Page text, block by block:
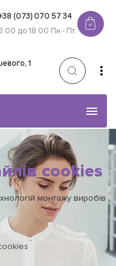
(073) 070 57 34
до 18:00 Пн - Пт
1
cookies
монтажу виробів